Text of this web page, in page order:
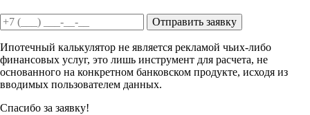
Отправить заявку
Ипотечный калькулятор не является рекламой чьих-либо
финансовых услуг, это лишь инструмент для расчета, не
основанного на конкретном банковском продукте, исходя из
вводимых пользователем данных.
Спасибо за заявку!